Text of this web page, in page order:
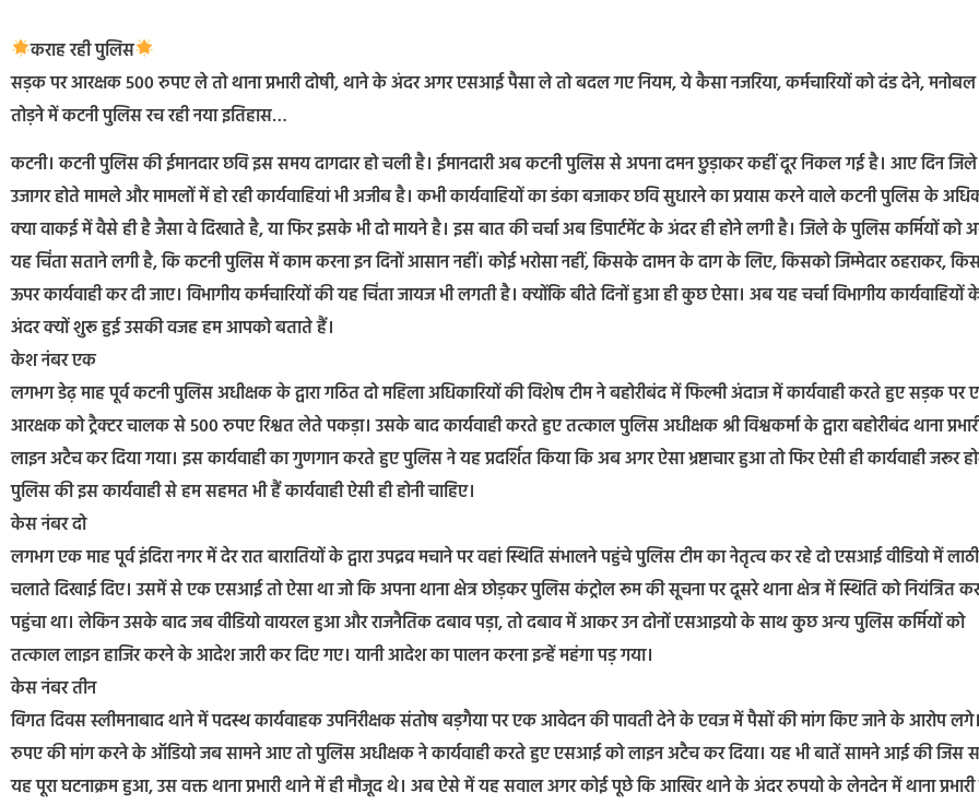
कराह रही पुलिस
सड़क पर आरक्षक 500 रुपए ले तो थाना प्रभारी दोषी, थाने के अंदर अगर एसआई पैसा ले तो बदल गए नियम, ये कैसा नजरिया, कर्मचारियों को दंड देने, मनोबल
तोड़ने में कटनी पुलिस रच रही नया इतिहास…
कटनी। कटनी पुलिस की ईमानदार छवि इस समय दागदार हो चली है। ईमानदारी अब कटनी पुलिस से अपना दमन छुड़ाकर कहीं दूर निकल गई है। आए दिन
उजागर होते मामले और मामलों में हो रही कार्यवाहियां भी अजीब है। कभी कार्यवाहियों का डंका बजाकर छवि सुधारने का प्रयास करने वाले कटनी पुलिस के
क्या वाकई में वैसे ही है जैसा वे दिखाते है, या फिर इसके भी दो मायने है। इस बात की चर्चा अब डिपार्टमेंट के अंदर ही होने लगी है। जिले के पुलिस कर्मियों को
यह चिंता सताने लगी है, कि कटनी पुलिस में काम करना इन दिनों आसान नहीं। कोई भरोसा नहीं, किसके दामन के दाग के लिए, किसको जिम्मेदार ठहराकर,
ऊपर कार्यवाही कर दी जाए। विभागीय कर्मचारियों की यह चिंता जायज भी लगती है। क्योंकि बीते दिनों हुआ ही कुछ ऐसा। अब यह चर्चा विभागीय कार्यवाहियों
अंदर क्यों शुरू हुई उसकी वजह हम आपको बताते हैं।
केश नंबर एक
लगभग डेढ़ माह पूर्व कटनी पुलिस अधीक्षक के द्वारा गठित दो महिला अधिकारियों की विशेष टीम ने बहोरीबंद में फिल्मी अंदाज में कार्यवाही करते हुए सड़क पर
आरक्षक को ट्रैक्टर चालक से 500 रुपए रिश्वत लेते पकड़ा। उसके बाद कार्यवाही करते हुए तत्काल पुलिस अधीक्षक श्री विश्वकर्मा के द्वारा बहोरीबंद थाना
लाइन अटैच कर दिया गया। इस कार्यवाही का गुणगान करते हुए पुलिस ने यह प्रदर्शित किया कि अब अगर ऐसा भ्रष्टाचार हुआ तो फिर ऐसी ही कार्यवाही जरूर
पुलिस की इस कार्यवाही से हम सहमत भी हैं कार्यवाही ऐसी ही होनी चाहिए।
केस नंबर दो
लगभग एक माह पूर्व इंदिरा नगर में देर रात बारातियों के द्वारा उपद्रव मचाने पर वहां स्थिति संभालने पहुंचे पुलिस टीम का नेतृत्व कर रहे दो एसआई वीडियो में लाठी
चलाते दिखाई दिए। उसमें से एक एसआई तो ऐसा था जो कि अपना थाना क्षेत्र छोड़कर पुलिस कंट्रोल रूम की सूचना पर दूसरे थाना क्षेत्र में स्थिति को नियंत्रित
पहुंचा था। लेकिन उसके बाद जब वीडियो वायरल हुआ और राजनैतिक दबाव पड़ा, तो दबाव में आकर उन दोनों एसआइयो के साथ कुछ अन्य पुलिस कर्मियों को
तत्काल लाइन हाजिर करने के आदेश जारी कर दिए गए। यानी आदेश का पालन करना इन्हें महंगा पड़ गया।
केस नंबर तीन
विगत दिवस स्लीमनाबाद थाने में पदस्थ कार्यवाहक उपनिरीक्षक संतोष बड़गैया पर एक आवेदन की पावती देने के एवज में पैसों की मांग किए जाने के आरोप लगे।
रुपए की मांग करने के ऑडियो जब सामने आए तो पुलिस अधीक्षक ने कार्यवाही करते हुए एसआई को लाइन अटैच कर दिया। यह भी बातें सामने आई की जिस
यह पूरा घटनाक्रम हुआ, उस वक्त थाना प्रभारी थाने में ही मौजूद थे। अब ऐसे में यह सवाल अगर कोई पूछे कि आखिर थाने के अंदर रुपयो के लेनदेन में थाना